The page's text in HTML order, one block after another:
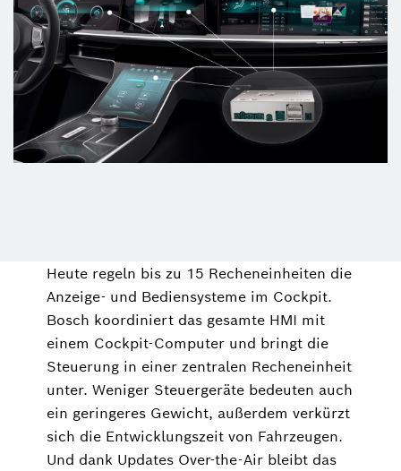
Heute regeln bis zu 15 Recheneinheiten die
Anzeige- und Bediensysteme im Cockpit.
Bosch koordiniert das gesamte HMI mit
einem Cockpit-Computer und bringt die
Steuerung in einer zentralen Recheneinheit
unter. Weniger Steuergeräte bedeuten auch
ein geringeres Gewicht, außerdem verkürzt
sich die Entwicklungszeit von Fahrzeugen.
Und dank Updates Over-the-Air bleibt das